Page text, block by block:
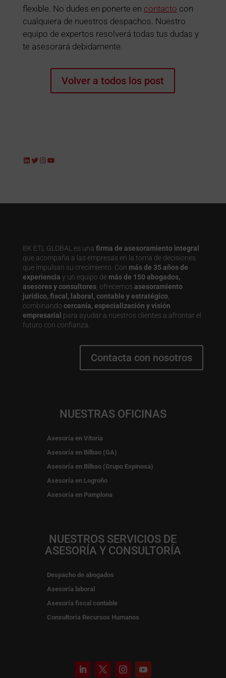
flexible. No dudes en ponerte en contacto con
cualquiera de nuestros despachos. Nuestro
equipo de expertos resolverá todas tus dudas y
te asesorará debidamente.
Volver a todos los post
LinkedIn
Twitter
Instagram
YouTube
BK ETL GLOBAL es una firma de asesoramiento integral
que acompaña a las empresas en la toma de decisiones
que impulsan su crecimiento. Con más de 35 años de
experiencia y un equipo de más de 150 abogados,
asesores y consultores, ofrecemos asesoramiento
jurídico, fiscal, laboral, contable y estratégico
combinando cercanía, especialización y visión
empresarial para ayudar a nuestros clientes a afrontar el
futuro con confianza.
Contacta con nosotros
NUESTRAS OFICINAS
Asesoría en Vitoria
Asesoría en Bilbao (GA)
Asesoría en Bilbao (Grupo Espinosa)
Asesoría en Logroño
Asesoría en Pamplona
NUESTROS SERVICIOS DE
ASESORÍA Y CONSULTORÍA
Despacho de abogados
Asesoría laboral
Asesoría fiscal contable
Consultoría Recursos Humanos